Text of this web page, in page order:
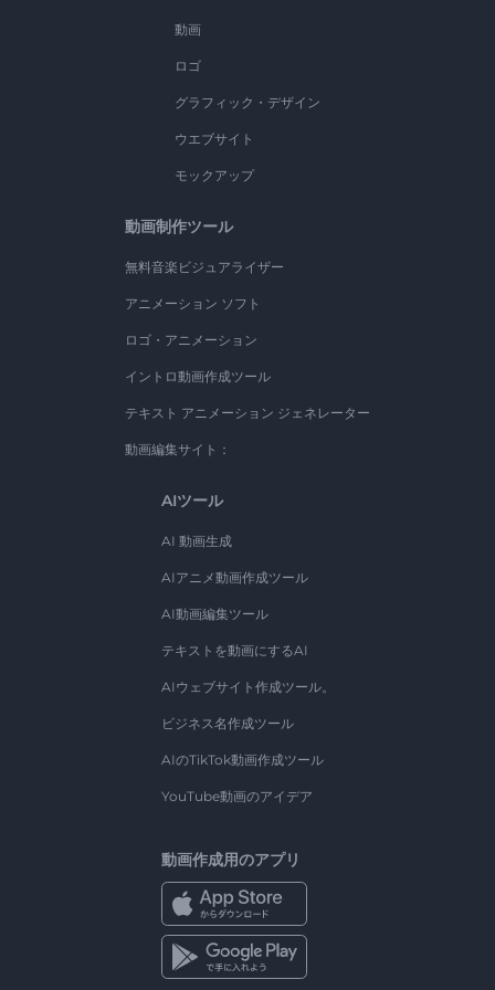
動画
ロゴ
グラフィック・デザイン
ウエブサイト
モックアップ
動画制作ツール
無料音楽ビジュアライザー
アニメーション ソフト
ロゴ・アニメーション
イントロ動画作成ツール
テキスト アニメーション ジェネレーター
動画編集サイト：
AIツール
AI 動画生成
AIアニメ動画作成ツール
AI動画編集ツール
テキストを動画にするAI
AIウェブサイト作成ツール。
ビジネス名作成ツール
AIのTikTok動画作成ツール
YouTube動画のアイデア
動画作成用のアプリ